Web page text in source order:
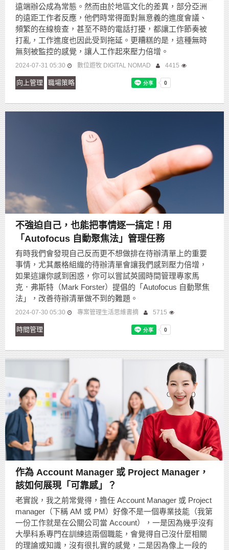
遠端辦公成為常態。然而由於地區文化的差異，部分亞洲
的遠距工作者反應，他們時常得面對無意義的進度會議、
頻繁的在線檢查，甚至不時的電話打擾，都讓工作節奏被
打亂，工作進度也因此受到拖延。更糟糕的是，這種無時
無刻被監控的感覺，讓人工作起來壓力倍增。
2024-07-31 05:30 數位遊牧 DIGITAL NOMAD 4415
向上管理 職場策略
不強迫自己，也能把事情逐一搞定！用
「Autofocus 自動聚焦法」管理任務
有時我們會發現自己反而更不想做排在待辦清單上的重要
事情，尤其嚴格組織的待辦清單會讓我們感到壓力倍增，
如果這讓你感到困惑，你可以嘗試英國時間管理專家馬
克．弗斯特（Mark Forster）提倡的「Autofocus 自動聚焦
法」，改善待辦清單做不到的難題。
2024-07-30 05:30 專案管理生活思維書摘 5715
時間管理
作為 Account Manager 或 Project Manager，
該如何展現「可靠感」？
老實說，我之前常覺得，擔任 Account Manager 或 Project
manager（下稱 AM 或 PM）好像不是一個專業技能（我第
一份工作就是在公關公司當 Account），一是因為幾乎沒有
大學科系專門在訓練這兩個職能，會覺得自己沒什麼相關
的理論或知識，沒有很扎實的感覺，二是因為像上一段的